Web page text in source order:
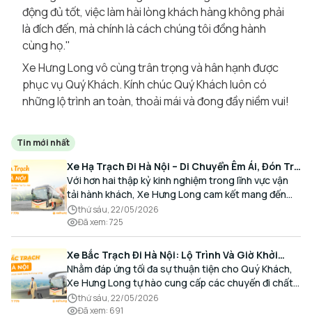
động đủ tốt, việc làm hài lòng khách hàng không phải
là đích đến, mà chính là cách chúng tôi đồng hành
cùng họ."
Xe Hưng Long vô cùng trân trọng và hân hạnh được
phục vụ Quý Khách. Kính chúc Quý Khách luôn có
những lộ trình an toàn, thoải mái và đong đầy niềm vui!
Tin mới nhất
Xe Hạ Trạch Đi Hà Nội – Di Chuyển Êm Ái, Đón Trả
Tận Nơi Cùng Xe Hưng Long
Với hơn hai thập kỷ kinh nghiệm trong lĩnh vực vận
tải hành khách, Xe Hưng Long cam kết mang đến
cho Quý Khách một hành trình di chuyển trọn vẹn,
thoải mái và đúng giờ.
thứ sáu, 22/05/2026
Đã xem:725
Xe Bắc Trạch Đi Hà Nội: Lộ Trình Và Giờ Khởi
Hành Cùng Xe Hưng Long
Nhằm đáp ứng tối đa sự thuận tiện cho Quý Khách,
Xe Hưng Long tự hào cung cấp các chuyến đi chất
lượng cao, an toàn với lịch trình linh hoạt mỗi ngày.
thứ sáu, 22/05/2026
Đã xem: 691